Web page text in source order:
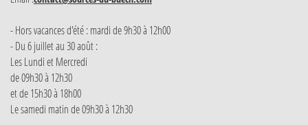
- Hors vacances d'été : mardi de 9h30 à 12h00
- Du 6 juillet au 30 août :
Les Lundi et Mercredi
de 09h30 à 12h30
et de 15h30 à 18h00
Le samedi matin de 09h30 à 12h30